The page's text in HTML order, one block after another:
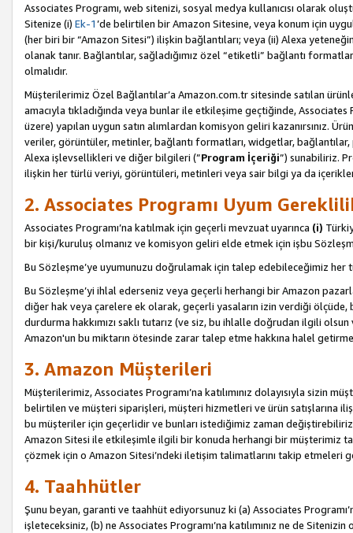
Associates Programı, web sitenizi, sosyal medya kullanıcısı olarak
Sitenize (i) Ek-1’de belirtilen bir Amazon Sitesine, veya konum için
(her biri bir “Amazon Sitesi”) ilişkin bağlantıları; veya (ii) Alexa
olanak tanır. Bağlantılar, sağladığımız özel “etiketli” bağlantı
olmalıdır.
Müşterilerimiz Özel Bağlantılar’a Amazon.com.tr sitesinde satılan
amacıyla tıkladığında veya bunlar ile etkileşime geçtiğinde,
üzere) yapılan uygun satın alımlardan komisyon geliri kazanırsınız.
veriler, görüntüler, metinler, bağlantı formatları, widgetlar,
Alexa işlevsellikleri ve diğer bilgileri (”Program İçeriği”) sunabiliriz.
ilişkin her türlü veriyi, görüntüleri, metinleri veya sair bilgi ya da içerikleri
2. Associates Programı Uyum
Associates Programı’na katılmak için geçerli mevzuat uyarınca (i)
bir kişi/kuruluş olmanız ve komisyon geliri elde etmek için işbu
Bu Sözleşme’ye uyumunuzu doğrulamak için talep edebileceğimiz
Bu Sözleşme’yi ihlal ederseniz veya geçerli herhangi bir Amazon
diğer hak veya çarelere ek olarak, geçerli yasaların izin verdiği
durdurma hakkımızı saklı tutarız (ve siz, bu ihlalle doğrudan ilgili
Amazon'un bu miktarın ötesinde zarar talep etme hakkına halel
3. Amazon Müşterileri
Müşterilerimiz, Associates Programı’na katılımınız dolayısıyla sizin
belirtilen ve müşteri siparişleri, müşteri hizmetleri ve ürün satışlarına
bu müşteriler için geçerlidir ve bunları istediğimiz zaman
Amazon Sitesi ile etkileşimle ilgili bir konuda herhangi bir müşterimiz
çözmek için o Amazon Sitesi’ndeki iletişim talimatlarını takip etmeleri
4. Taahhütler
Şunu beyan, garanti ve taahhüt ediyorsunuz ki (a) Associates
işleteceksiniz, (b) ne Associates Programı’na katılımınız ne de